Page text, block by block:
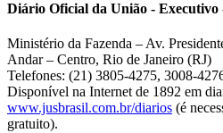
Diário Oficial da União - Executivo
Ministério da Fazenda – Av.
Andar – Centro, Rio de Janeiro (RJ)
Telefones: (21) 3805-4275, 3008-
Disponível na Internet de 1892 em
www.jusbrasil.com.br/diarios (é
gratuito).